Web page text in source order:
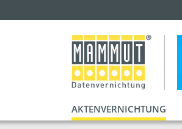
AKTENVERNICHTUNG